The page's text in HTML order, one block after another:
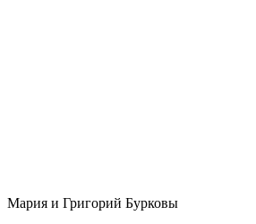
Мария и Григорий Бурковы